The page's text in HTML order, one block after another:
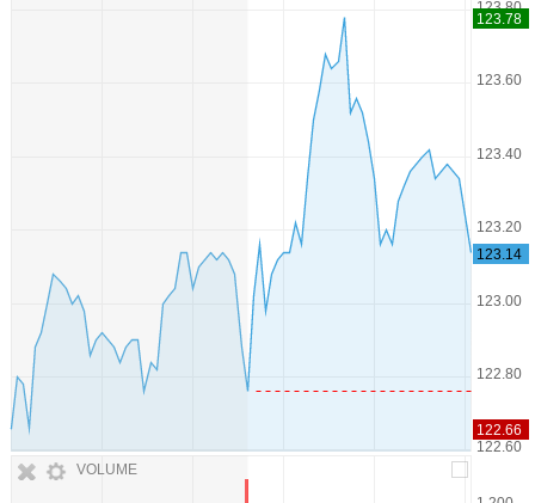
VOLUME